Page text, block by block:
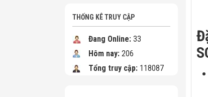
THỐNG KÊ TRUY CẬP
Đang Online: 33
Hôm nay: 206
Tổng truy cập: 118087